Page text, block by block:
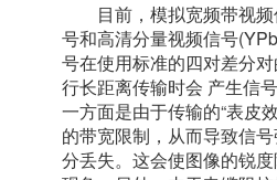
目前，模拟宽频带视频
号和高清分量视频信号
号在使用标准的四对差分
行长距离传输时会 产生信
一方面是由于传输的“表皮
的带宽限制，从而导致信
分丢失。这会使图像的锐